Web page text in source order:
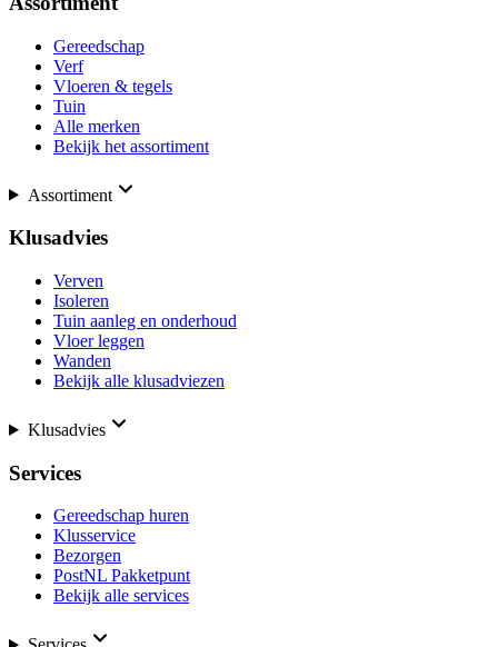
Gereedschap
Verf
Vloeren & tegels
Tuin
Alle merken
Bekijk het assortiment
Assortiment
Klusadvies
Verven
Isoleren
Tuin aanleg en onderhoud
Vloer leggen
Wanden
Bekijk alle klusadviezen
Klusadvies
Services
Gereedschap huren
Klusservice
Bezorgen
PostNL Pakketpunt
Bekijk alle services